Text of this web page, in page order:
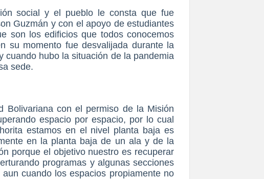
social y el pueblo le consta que fue
Guzmán y con el apoyo de estudiantes
son los edificios que todos conocemos
su momento fue desvalijada durante la
hubo la situación de la pandemia
sede.
Bolivariana con el permiso de la Misión
espacio por espacio, por lo cual
estamos en el nivel planta baja es
en la planta baja de un ala y de la
porque el objetivo nuestro es recuperar
programas y algunas secciones
cuando los espacios propiamente no